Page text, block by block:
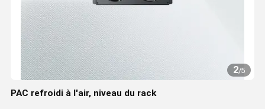
2/5
PAC refroidi à l'air, niveau du rack